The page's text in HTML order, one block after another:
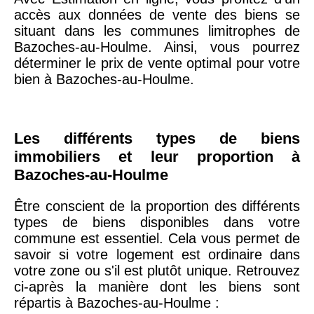
75020 -Paris
20ème
arrondissement
9 623 € 11 141 €
arrondissement
10 415 €
75013 -
13ème
arrondissement
10 073 € 11 085 €
76600 -Le Havre 2 455 € 2 453 €
accès aux données de vente des biens se
situant dans les communes limitrophes de
Bazoches-au-Houlme. Ainsi, vous pourrez
déterminer le prix de vente optimal pour votre
bien à Bazoches-au-Houlme.
Les différents types de biens
immobiliers et leur proportion à
Bazoches-au-Houlme
Être conscient de la proportion des différents
types de biens disponibles dans votre
commune est essentiel. Cela vous permet de
savoir si votre logement est ordinaire dans
votre zone ou s'il est plutôt unique. Retrouvez
ci-après la manière dont les biens sont
répartis à Bazoches-au-Houlme :